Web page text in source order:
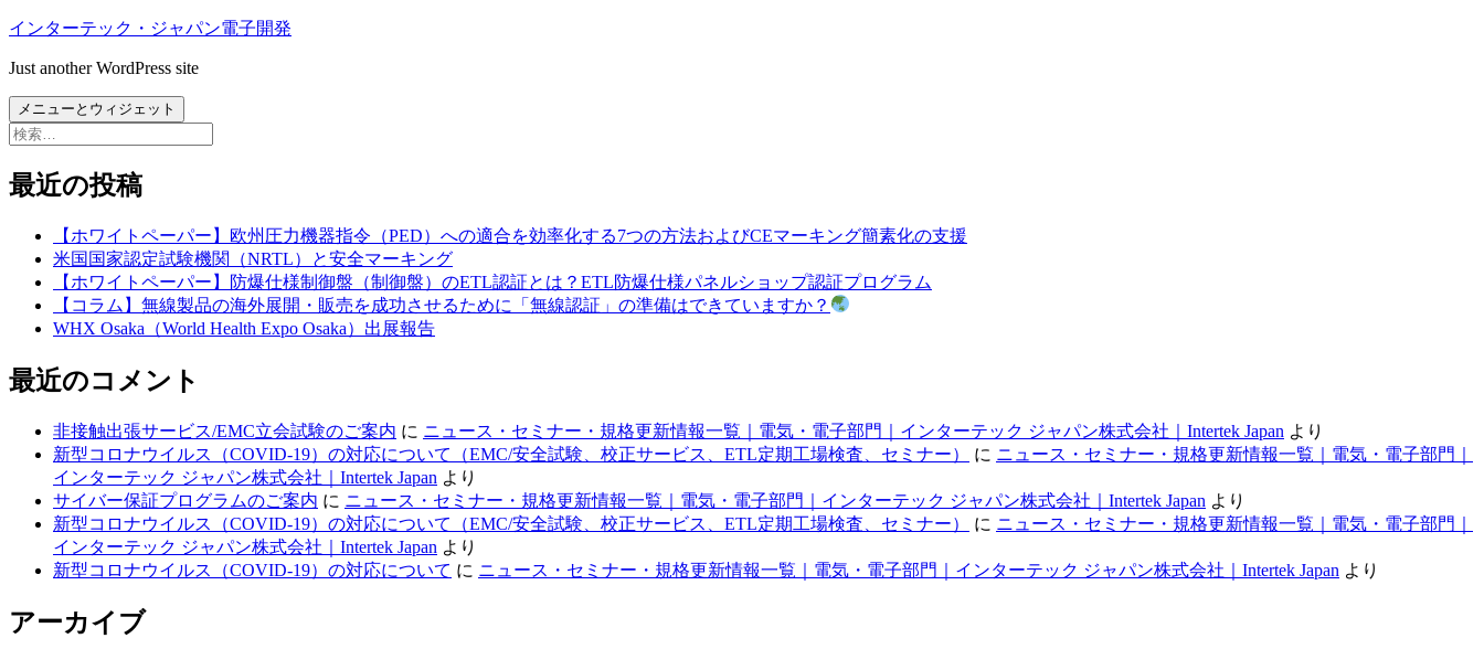
コ
テ
ン
ツ
へ
キ
インターテック・ジャパン電子開発
Just another WordPress site
メニューとウィジェット
検
最近の投稿
【ホワイトペーパー】欧州圧力機器指令（PED）への適合を効率化する7つの方法およびCEマーキング簡素化の支援
米国国家認定試験機関（NRTL）と安全マーキング
【ホワイトペーパー】防爆仕様制御盤（制御盤）のETL認証とは？ETL防爆仕様パネルショップ認証プログラム
【コラム】無線製品の海外展開・販売を成功させるために「無線認証」の準備はできていますか？
WHX Osaka（World Health Expo Osaka）出展報告
最近のコメント
非接触出張サービス/EMC立会試験のご案内 に ニュース・セミナー・規格更新情報一覧｜電気・電子部門｜インターテック ジャパン株式会社｜Intertek Japan より
新型コロナウイルス（COVID-19）の対応について（EMC/安全試験、校正サービス、ETL定期工場検査、セミナー）
に ニュース・セミナー・規格更新情報一覧｜電気・電子部門｜
インターテック ジャパン株式会社｜Intertek Japan より
サイバー保証プログラムのご案内 に ニュース・セミナー・規格更新情報一覧｜電気・電子部門｜インターテック ジャパン株式会社｜Intertek Japan より
新型コロナウイルス（COVID-19）の対応について（EMC/安全試験、校正サービス、ETL定期工場検査、セミナー）
に ニュース・セミナー・規格更新情報一覧｜電気・電子部門｜
インターテック ジャパン株式会社｜Intertek Japan より
新型コロナウイルス（COVID-19）の対応について に ニュース・セミナー・規格更新情報一覧｜電気・電子部門｜インターテック ジャパン株式会社｜Intertek Japan より
アーカイブ